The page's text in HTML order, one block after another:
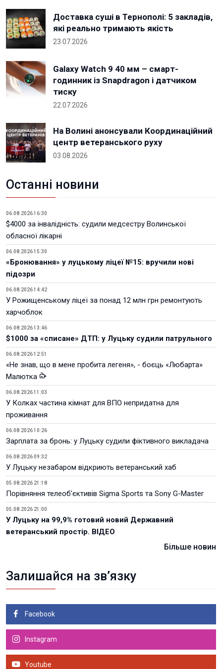
Доставка суші в Тернополі: 5 закладів,
які реально тримають якість
23.07.2026
Galaxy Watch 9 40 мм – смарт-
годинник із Snapdragon і датчиком
тиску
22.07.2026
На Волині анонсували Координаційний
центр ветеранського руху
03.08.2026
Останні новини
06.08.2026 16:30
$4000 за інвалідність: судили медсестру Волинської
обласної лікарні
06.08.2026 15:30
«Бронювання» у луцькому ліцеї №15: вручили нові
підозри
06.08.2026 14:42
У Рожищенському ліцеї за понад 12 млн грн ремонтують
харчоблок
06.08.2026 13:46
$1000 за «списане» ДТП: у Луцьку судили патрульного
06.08.2026 12:51
«Не знав, що в мене пробита легеня», - боєць «Любарта»
Малютка
06.08.2026 11:03
У Колках частина кімнат для ВПО непридатна для
проживання
06.08.2026 10:26
Зарплата за бронь: у Луцьку судили фіктивного викладача
06.08.2026 09:32
У Луцьку незабаром відкриють ветеранський хаб
05.08.2026 21:18
Порівняння телеоб'єктивів Sigma Sports та Sony G-Master
05.08.2026 21:00
У Луцьку на 99,9% готовий новий Державний
ветеранський простір. ВІДЕО
Більше новин
Залишайся на зв’язку
Facebook
Instagram
Youtube